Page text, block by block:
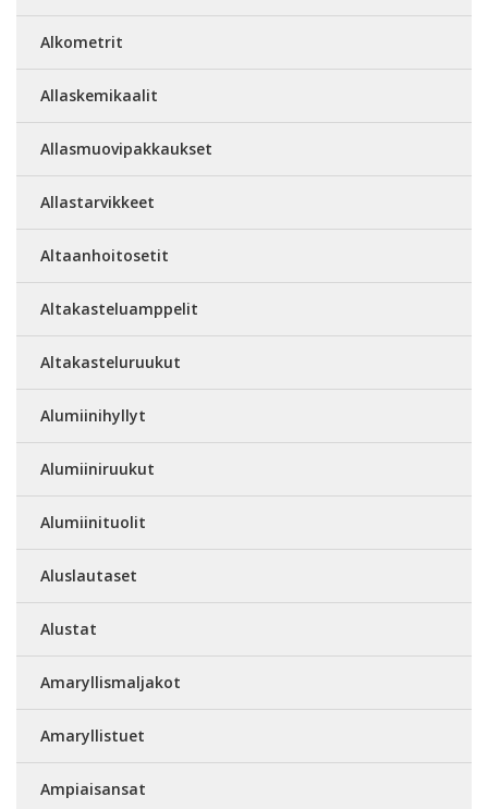
Alkometrit
Allaskemikaalit
Allasmuovipakkaukset
Allastarvikkeet
Altaanhoitosetit
Altakasteluamppelit
Altakasteluruukut
Alumiinihyllyt
Alumiiniruukut
Alumiinituolit
Aluslautaset
Alustat
Amaryllismaljakot
Amaryllistuet
Ampiaisansat